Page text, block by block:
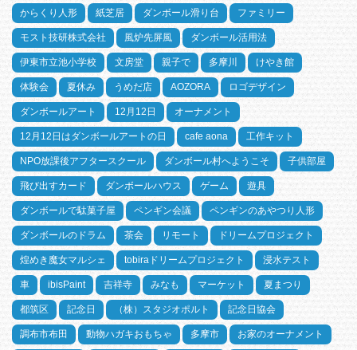
からくり人形 紙芝居 ダンボール滑り台 ファミリー
モスト技研株式会社 風炉先屏風 ダンボール活用法
伊東市立池小学校 文房堂 親子で 多摩川 けやき館
体験会 夏休み うめだ店 AOZORA ロゴデザイン
ダンボールアート 12月12日 オーナメント
12月12日はダンボールアートの日 cafe aona 工作キット
NPO放課後アフタースクール ダンボール村へようこそ 子供部屋
飛び出すカード ダンボールハウス ゲーム 遊具
ダンボールで駄菓子屋 ペンギン会議 ペンギンのあやつり人形
ダンボールのドラム 茶会 リモート ドリームプロジェクト
煌めき魔女マルシェ tobiraドリームプロジェクト 浸水テスト
車 ibisPaint 吉祥寺 みなも マーケット 夏まつり
都筑区 記念日 （株）スタジオポルト 記念日協会
調布市布田 動物ハガキおもちゃ 多摩市 お家のオーナメント